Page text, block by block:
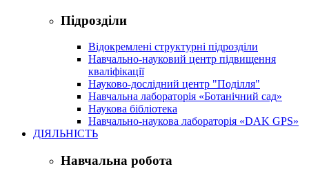
Підрозділи
Відокремлені структурні підрозділи
Навчально-науковий центр підвищення
кваліфікації
Науково-дослідний центр "Поділля"
Навчальна лабораторія «Ботанічний сад»
Наукова бібліотека
Навчально-наукова лабораторія «DAK GPS»
ДІЯЛЬНІСТЬ
Навчальна робота